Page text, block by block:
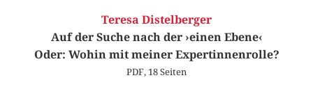
Teresa Distelberger
Auf der Suche nach der ›einen Ebene‹
Oder: Wohin mit meiner Expertinnenrolle?
PDF, 18 Seiten